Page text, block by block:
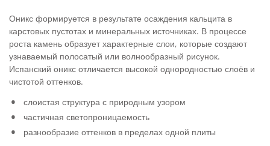
Полы и стены из камня
Столешницы из камня
Фасад из камня
Панно из камней
Барная стойка из камня
Оникс формируется в результате осаждения кальцита в
карстовых пустотах и минеральных источниках. В процессе
роста камень образует характерные слои, которые создают
узнаваемый полосатый или волнообразный рисунок.
Испанский оникс отличается высокой однородностью слоёв и
чистотой оттенков.
слоистая структура с природным узором
частичная светопроницаемость
разнообразие оттенков в пределах одной плиты